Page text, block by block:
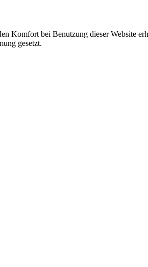
Komfort bei Benutzung dieser Website
gesetzt.